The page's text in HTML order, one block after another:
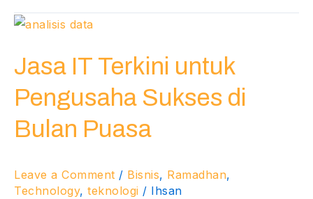
Jasa IT Terkini untuk
Pengusaha Sukses di
Bulan Puasa
Leave a Comment / Bisnis, Ramadhan,
Technology, teknologi / Ihsan
Jasa
Terkini
Pengusaha
Sukses
di
Puasa